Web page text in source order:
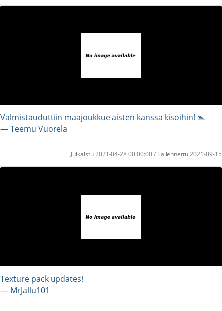
Valmistauduttiin maajoukkuelaisten kanssa kisoihin! 🏊
― Teemu Vuorela
Julkaistu 2021-04-28 00:00:00 / Tallennettu 2021-09-15
Texture pack updates!
― MrJallu101